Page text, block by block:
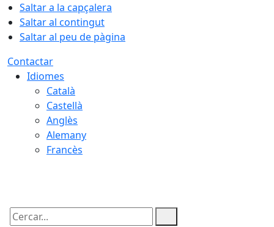
Saltar a la capçalera
Saltar al contingut
Saltar al peu de pàgina
Contactar
Idiomes
Català
Castellà
Anglès
Alemany
Francès